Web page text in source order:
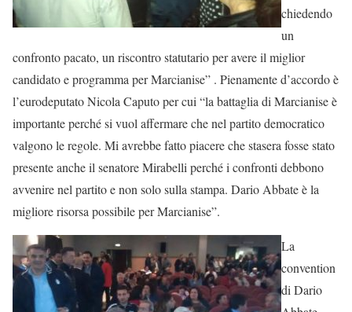
chiedendo
un
confronto pacato, un riscontro statutario per avere il miglior
candidato e programma per Marcianise” . Pienamente d’accordo è
l’eurodeputato Nicola Caputo per cui “la battaglia di Marcianise è
importante perché si vuol affermare che nel partito democratico
valgono le regole. Mi avrebbe fatto piacere che stasera fosse stato
presente anche il senatore Mirabelli perché i confronti debbono
avvenire nel partito e non solo sulla stampa. Dario Abbate è la
migliore risorsa possibile per Marcianise”.
La
convention
di Dario